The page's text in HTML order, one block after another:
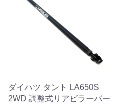
ダイハツ タント LA650S
2WD 調整式リアピラーバー